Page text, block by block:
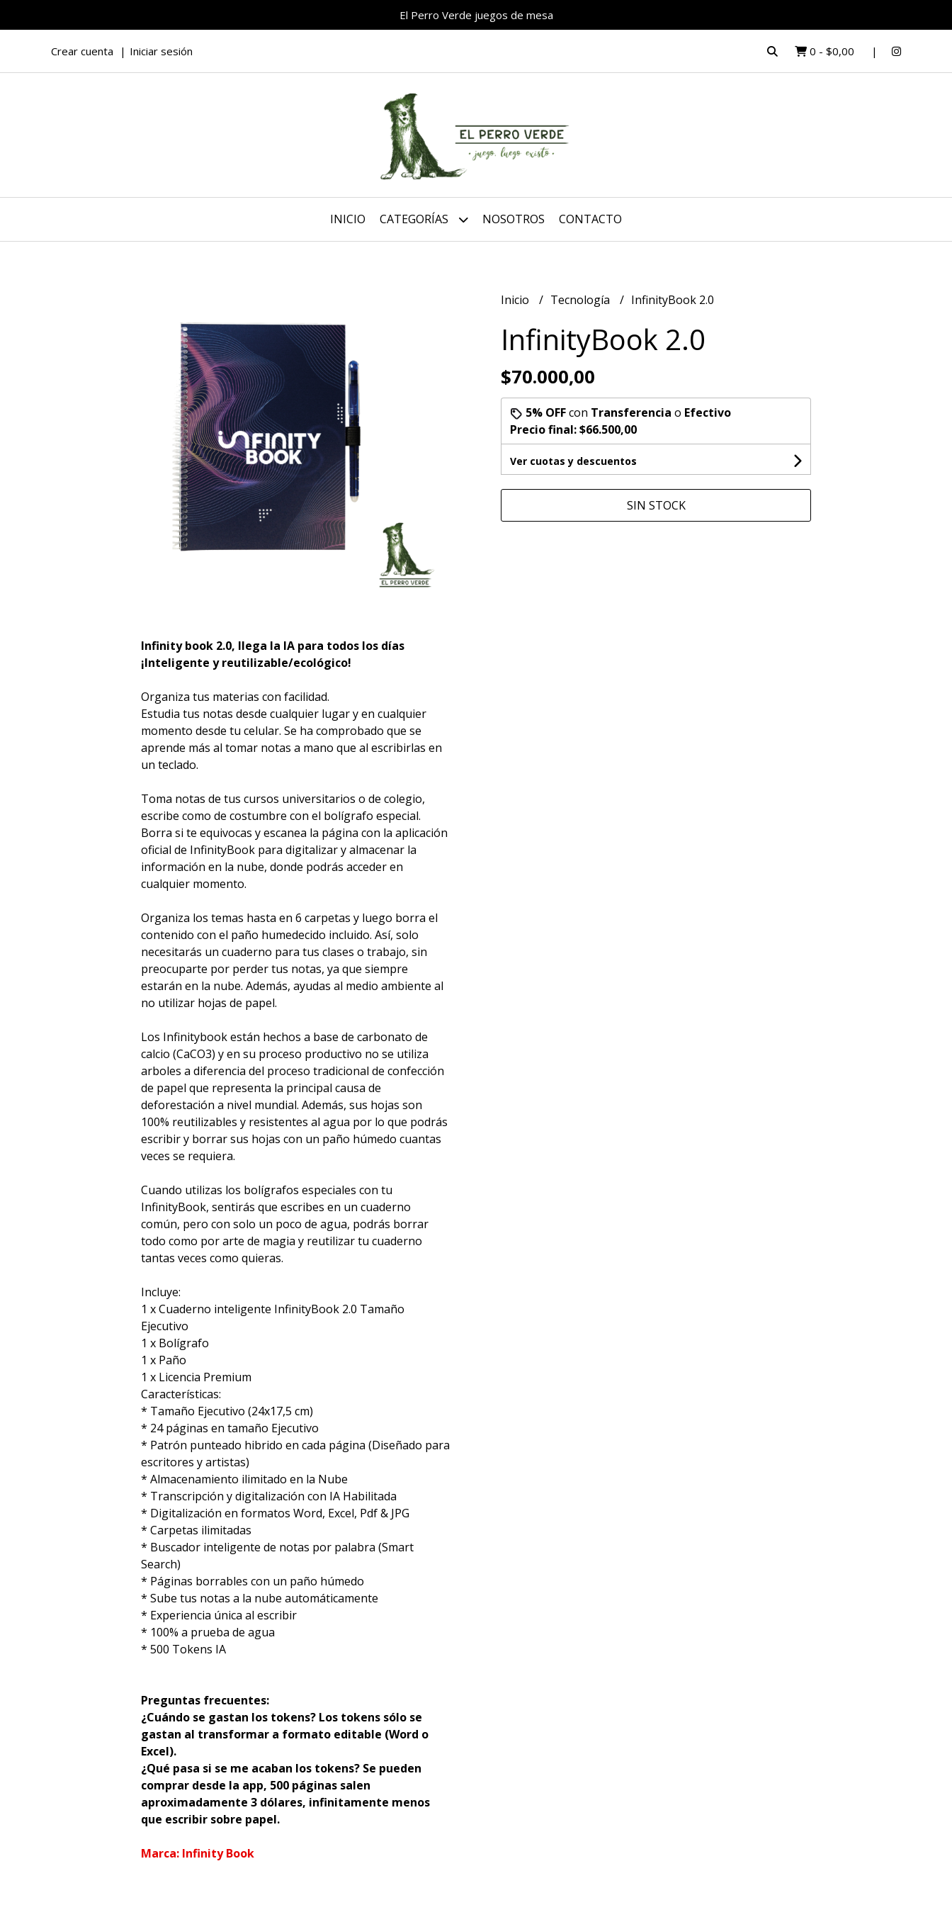
El Perro Verde juegos de mesa
Crear cuenta Iniciar sesión 0 - $0,00
INICIO CATEGORÍAS NOSOTROS CONTACTO
Infinity book 2.0, llega la IA para todos los días
¡Inteligente y reutilizable/ecológico!
Organiza tus materias con facilidad.
Estudia tus notas desde cualquier lugar y en cualquier
momento desde tu celular. Se ha comprobado que se
aprende más al tomar notas a mano que al escribirlas en
un teclado.
Toma notas de tus cursos universitarios o de colegio,
escribe como de costumbre con el bolígrafo especial.
Borra si te equivocas y escanea la página con la aplicación
oficial de InfinityBook para digitalizar y almacenar la
información en la nube, donde podrás acceder en
cualquier momento.
Organiza los temas hasta en 6 carpetas y luego borra el
contenido con el paño humedecido incluido. Así, solo
necesitarás un cuaderno para tus clases o trabajo, sin
preocuparte por perder tus notas, ya que siempre
estarán en la nube. Además, ayudas al medio ambiente al
no utilizar hojas de papel.
Los Infinitybook están hechos a base de carbonato de
calcio (CaCO3) y en su proceso productivo no se utiliza
arboles a diferencia del proceso tradicional de confección
de papel que representa la principal causa de
deforestación a nivel mundial. Además, sus hojas son
100% reutilizables y resistentes al agua por lo que podrás
escribir y borrar sus hojas con un paño húmedo cuantas
veces se requiera.
Cuando utilizas los bolígrafos especiales con tu
InfinityBook, sentirás que escribes en un cuaderno
común, pero con solo un poco de agua, podrás borrar
todo como por arte de magia y reutilizar tu cuaderno
tantas veces como quieras.
Incluye:
1 x Cuaderno inteligente InfinityBook 2.0 Tamaño
Ejecutivo
1 x Bolígrafo
1 x Paño
1 x Licencia Premium
Características:
* Tamaño Ejecutivo (24x17,5 cm)
* 24 páginas en tamaño Ejecutivo
* Patrón punteado hibrido en cada página (Diseñado para
escritores y artistas)
* Almacenamiento ilimitado en la Nube
* Transcripción y digitalización con IA Habilitada
* Digitalización en formatos Word, Excel, Pdf & JPG
* Carpetas ilimitadas
* Buscador inteligente de notas por palabra (Smart
Search)
* Páginas borrables con un paño húmedo
* Sube tus notas a la nube automáticamente
* Experiencia única al escribir
* 100% a prueba de agua
* 500 Tokens IA
Preguntas frecuentes:
¿Cuándo se gastan los tokens? Los tokens sólo se
gastan al transformar a formato editable (Word o
Excel).
¿Qué pasa si se me acaban los tokens? Se pueden
comprar desde la app, 500 páginas salen
aproximadamente 3 dólares, infinitamente menos
que escribir sobre papel.
Marca: Infinity Book
Inicio Tecnología InfinityBook 2.0
InfinityBook 2.0
$70.000,00
5% OFFcon Transferencia o Efectivo
Precio final:$66.500,00
Ver cuotas y descuentos
SIN STOCK